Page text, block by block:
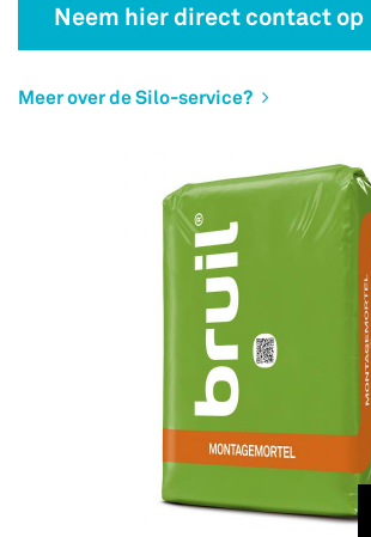
Neem hier direct contact op
Meer over de Silo-service?